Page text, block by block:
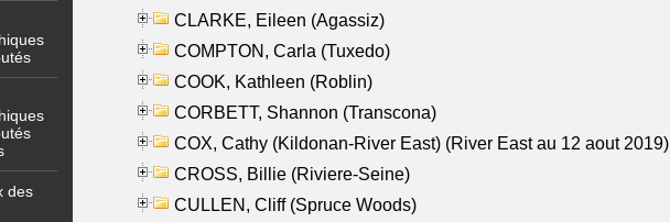
des
CLARKE, Eileen (Agassiz)
COMPTON, Carla (Tuxedo)
COOK, Kathleen (Roblin)
CORBETT, Shannon (Transcona)
COX, Cathy (Kildonan-River East) (River East au 12 aout 2019)
CROSS, Billie (Riviere-Seine)
CULLEN, Cliff (Spruce Woods)